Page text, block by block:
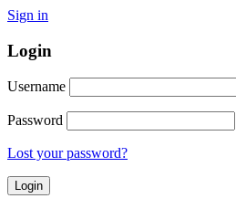
Sign in
Login
Username
Password
Lost your password?